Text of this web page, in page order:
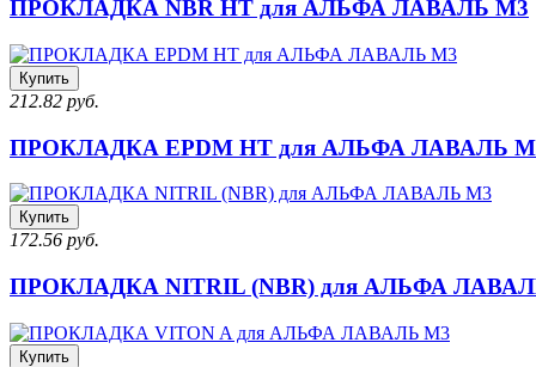
ПРОКЛАДКА NBR HT для АЛЬФА ЛАВАЛЬ M3
Купить
212.82 руб.
ПРОКЛАДКА EPDM HT для АЛЬФА ЛАВАЛЬ
Купить
172.56 руб.
ПРОКЛАДКА NITRIL (NBR) для АЛЬФА
Купить